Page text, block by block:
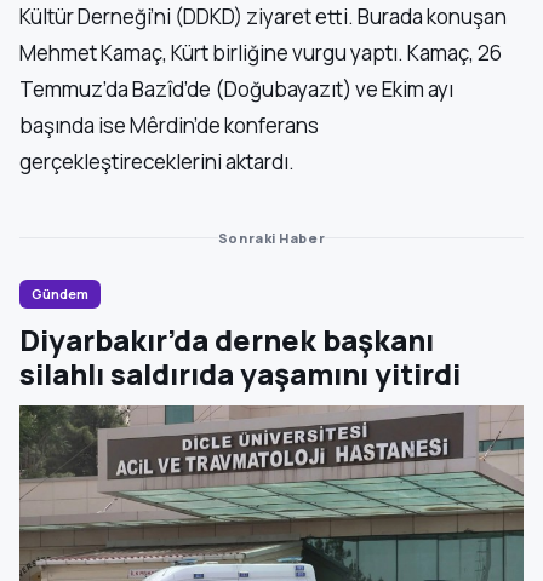
Kültür Derneği’ni (DDKD) ziyaret etti. Burada konuşan
Mehmet Kamaç, Kürt birliğine vurgu yaptı. Kamaç, 26
Temmuz’da Bazîd’de (Doğubayazıt) ve Ekim ayı
başında ise Mêrdin’de konferans
gerçekleştireceklerini aktardı.
Sonraki Haber
Gündem
Diyarbakır’da dernek başkanı
silahlı saldırıda yaşamını yitirdi